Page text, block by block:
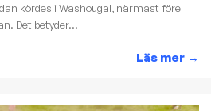
kördes i Washougal, närmast före
Det betyder...
Läs mer →